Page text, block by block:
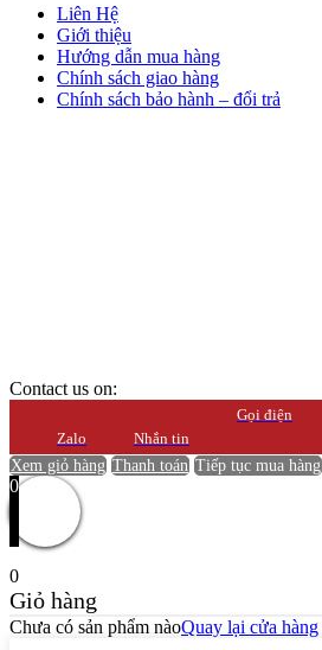
Liên Hệ
Giới thiệu
Hướng dẫn mua hàng
Chính sách giao hàng
Chính sách bảo hành – đổi trả
Contact us on:
Zalo Nhắn tin
Gọi điện
Xem giỏ hàng Thanh toán Tiếp tục mua hàng
0
0
Giỏ hàng
Chưa có sản phẩm nàoQuay lại cửa hàng